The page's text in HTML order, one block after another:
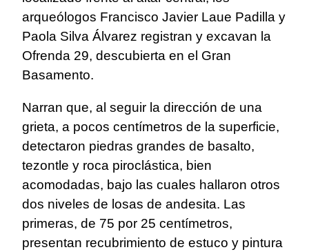
arqueólogos Francisco Javier Laue Padilla y
Paola Silva Álvarez registran y excavan la
Ofrenda 29, descubierta en el Gran
Basamento.
Narran que, al seguir la dirección de una
grieta, a pocos centímetros de la superficie,
detectaron piedras grandes de basalto,
tezontle y roca piroclástica, bien
acomodadas, bajo las cuales hallaron otros
dos niveles de losas de andesita. Las
primeras, de 75 por 25 centímetros,
presentan recubrimiento de estuco y pintura